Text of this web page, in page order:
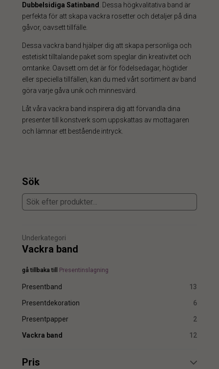
Dubbelsidiga Satinband
. Dessa högkvalitativa band är
perfekta för att skapa vackra rosetter och detaljer på dina
gåvor, oavsett tillfälle.
Dessa vackra band hjälper dig att skapa personliga och
estetiskt tilltalande paket som speglar din kreativitet och
omtanke. Oavsett om det är för födelsedagar, högtider
eller speciella tillfällen, kan du med vårt sortiment av band
göra varje gåva unik och minnesvärd.
Låt våra vackra band inspirera dig att förvandla dina
presenter till konstverk som uppskattas av mottagaren
och lämnar ett bestående intryck.
Sök
Underkategori
Vackra band
gå tillbaka till Presentinslagning
Presentband 13
Presentdekoration 6
Presentpapper 2
Vackra band 12
Pris